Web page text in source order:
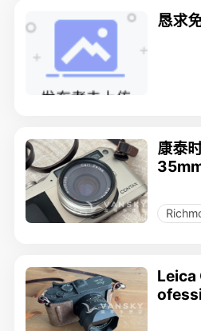
恳求
康泰
Leica